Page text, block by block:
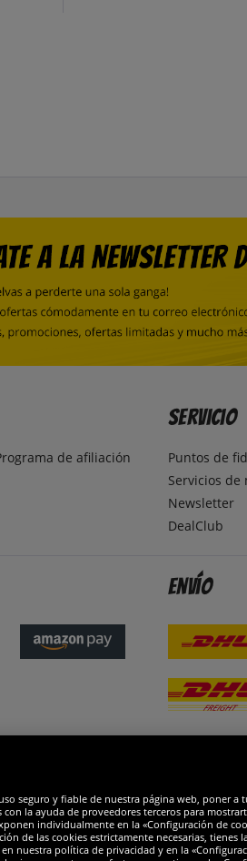
de afiliación
Servicio
Puntos de
Servicios de
Newsletter
DealClub
Envío
seguro y fiable de nuestra página web, poner
la ayuda de proveedores terceros para
individualmente en la «Configuración de
de las cookies estrictamente necesarias,
nuestra política de privacidad y en la